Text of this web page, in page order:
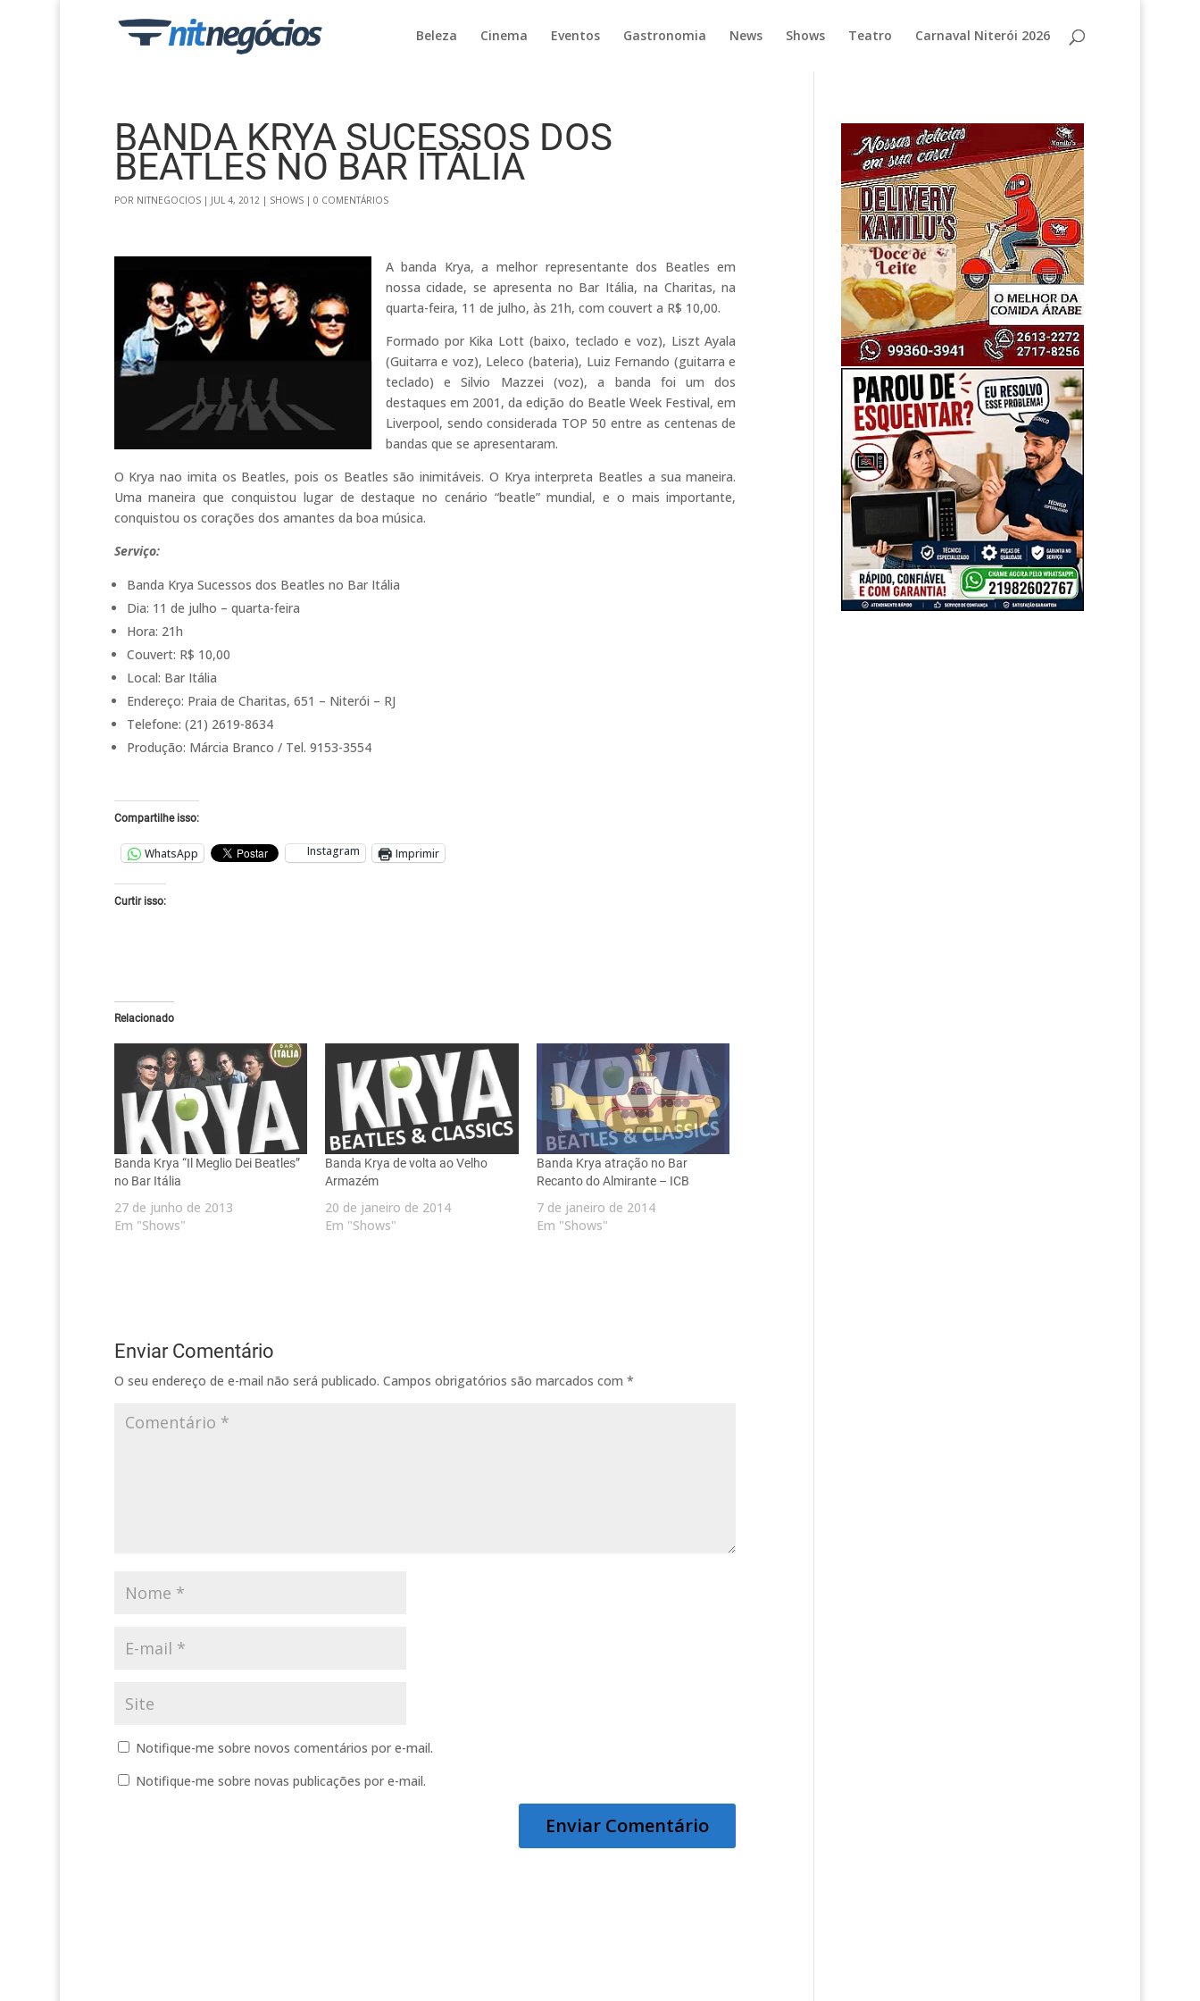
Beleza Cinema Eventos Gastronomia News Shows Teatro Carnaval Niterói 2026
BANDA KRYA SUCESSOS DOS
BEATLES NO BAR ITÁLIA
POR NITNEGOCIOS| JUL 4, 2012| SHOWS| 0 COMENTÁRIOS
A banda Krya, a melhor representante dos Beatles em
nossa cidade, se apresenta no Bar Itália, na Charitas, na
quarta-feira, 11 de julho, às 21h, com couvert a R$ 10,00.
Formado por Kika Lott (baixo, teclado e voz), Liszt Ayala
(Guitarra e voz), Leleco (bateria), Luiz Fernando (guitarra e
teclado) e Silvio Mazzei (voz), a banda foi um dos
destaques em 2001, da edição do Beatle Week Festival, em
Liverpool, sendo considerada TOP 50 entre as centenas de
bandas que se apresentaram.
O Krya nao imita os Beatles, pois os Beatles são inimitáveis. O Krya interpreta Beatles a sua maneira.
Uma maneira que conquistou lugar de destaque no cenário “beatle” mundial, e o mais importante,
conquistou os corações dos amantes da boa música.
Serviço:
Banda Krya Sucessos dos Beatles no Bar Itália
Dia: 11 de julho – quarta-feira
Hora: 21h
Couvert: R$ 10,00
Local: Bar Itália
Endereço: Praia de Charitas, 651 – Niterói – RJ
Telefone: (21) 2619-8634
Produção: Márcia Branco / Tel. 9153-3554
Compartilhe isso:
WhatsApp Instagram Imprimir
Curtir isso:
Relacionado
Banda Krya “Il Meglio Dei Beatles”
no Bar Itália
27 de junho de 2013
Em "Shows"
Banda Krya de volta ao Velho
Armazém
20 de janeiro de 2014
Em "Shows"
Banda Krya atração no Bar
Recanto do Almirante – ICB
7 de janeiro de 2014
Em "Shows"
Enviar Comentário
O seu endereço de e-mail não será publicado. Campos obrigatórios são marcados com *
Notifique-me sobre novos comentários por e-mail.
Notifique-me sobre novas publicações por e-mail.